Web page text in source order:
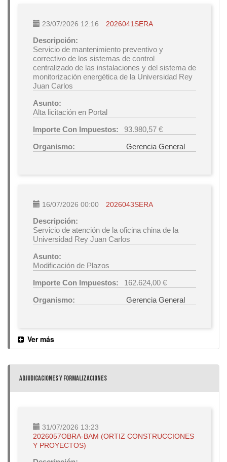
23/07/2026 12:16 2026041SERA
Descripción:
Servicio de mantenimiento preventivo y
correctivo de los sistemas de control
centralizado de las instalaciones y del sistema de
monitorización energética de la Universidad Rey
Juan Carlos
Asunto:
Alta licitación en Portal
Importe Con Impuestos:
93.980,57 €
Organismo:
Gerencia General
16/07/2026 00:00 2026043SERA
Descripción:
Servicio de atención de la oficina china de la
Universidad Rey Juan Carlos
Asunto:
Modificación de Plazos
Importe Con Impuestos:
162.624,00 €
Organismo:
Gerencia General
Ver más
ADJUDICACIONES Y FORMALIZACIONES
31/07/2026 13:23
2026057OBRA-BAM (ORTIZ CONSTRUCCIONES
Y PROYECTOS)